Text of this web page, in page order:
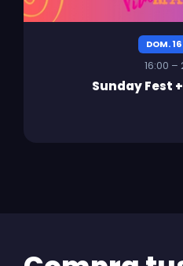
DOM.
16:00 –
Sunday Fest